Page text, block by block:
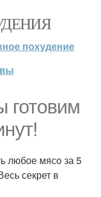
похудение
готовим
любое мясо за 5
секрет в